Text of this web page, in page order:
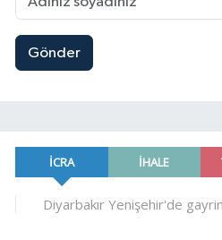
Gönder